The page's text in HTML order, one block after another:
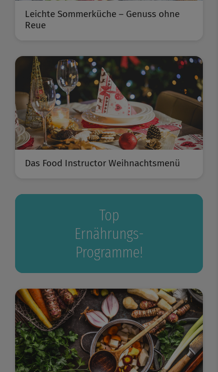
Leichte Sommerküche – Genuss ohne
Reue
Das Food Instructor Weihnachtsmenü
Top
Ernährungs-
Programme!